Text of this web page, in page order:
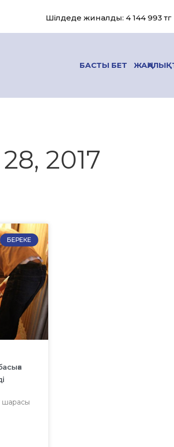
Шілдеде жиналды: 4 144 993 тг
БАСТЫ БЕТ
2017
БЕРЕКЕ
шарасы